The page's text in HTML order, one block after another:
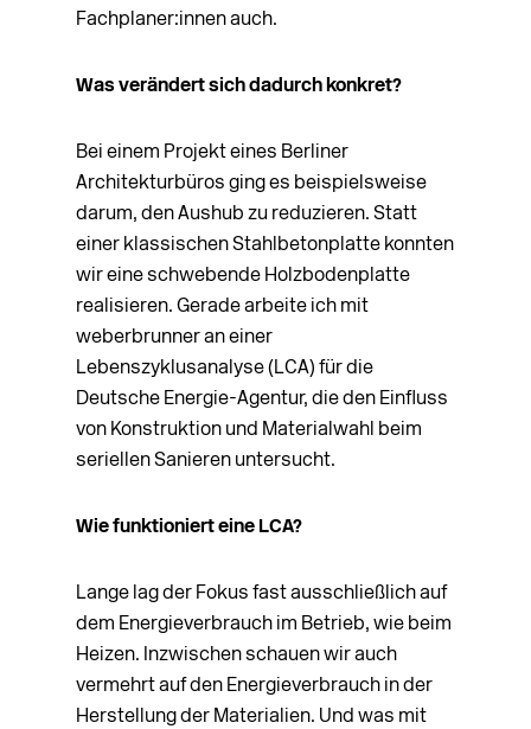
Fachplaner:innen auch.
Was verändert sich dadurch konkret?
Bei einem Projekt eines Berliner
Architekturbüros ging es beispielsweise
darum, den Aushub zu reduzieren. Statt
einer klassischen Stahlbetonplatte konnten
wir eine schwebende Holzbodenplatte
realisieren. Gerade arbeite ich mit
weberbrunner an einer
Lebenszyklusanalyse (LCA) für die
Deutsche Energie-Agentur, die den Einfluss
von Konstruktion und Materialwahl beim
seriellen Sanieren untersucht.
Wie funktioniert eine LCA?
Lange lag der Fokus fast ausschließlich auf
dem Energieverbrauch im Betrieb, wie beim
Heizen. Inzwischen schauen wir auch
vermehrt auf den Energieverbrauch in der
Herstellung der Materialien. Und was mit